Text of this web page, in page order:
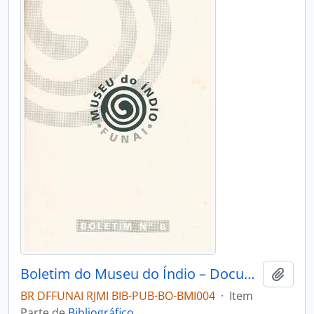
Boletim do Museu do Índio – Documentação – Nº 8
BR DFFUNAI RJMI BIB-PUB-BO-BMI004 · Item